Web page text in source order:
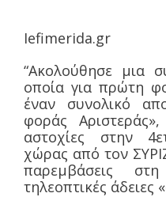
Iefimerida.gr
“Ακολούθησε μια
οποία για πρώτη
έναν συνολικό
φοράς
αστοχίες στην
χώρας από τον
παρεμβάσεις
τηλεοπτικές άδειες